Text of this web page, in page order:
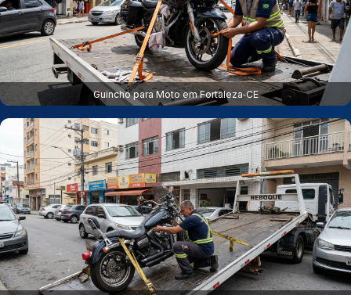
Guincho para Moto em Fortaleza‑CE